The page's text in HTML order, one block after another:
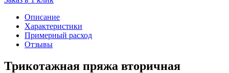
Описание
Характеристики
Примерный расход
Отзывы
Трикотажная пряжа вторичная